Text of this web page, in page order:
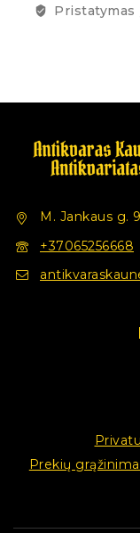
Pristatymas
M. Jankaus g.
+37065256668
Prekių